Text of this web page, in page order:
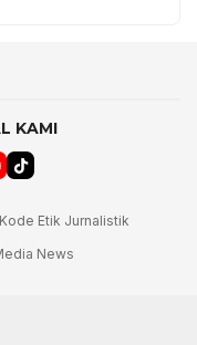
KAMI
Kode Etik Jurnalistik
News